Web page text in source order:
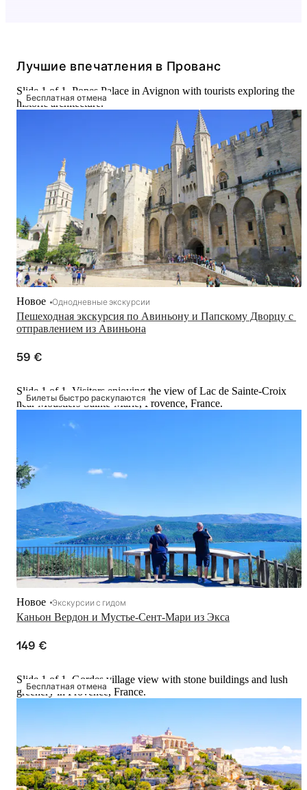
Лучшие впечатления в Прованс
Бесплатная отмена
Slide 1 of 1, Popes Palace in Avignon with tourists exploring the
historic architecture.
Пешеходная экскурсия по Авиньону и Папскому Дворцу с
отправлением из Авиньона
Новое Однодневные экскурсии
59 €
Билеты быстро раскупаются
Slide 1 of 1, Visitors enjoying the view of Lac de Sainte-Croix
near Moustiers-Sainte-Marie, Provence, France.
Каньон Вердон и Мустье-Сент-Мари из Экса
Новое Экскурсии с гидом
149 €
Бесплатная отмена
Slide 1 of 1, Gordes village view with stone buildings and lush
greenery in Provence, France.